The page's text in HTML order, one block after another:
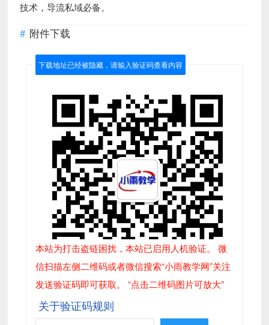
技术，导流私域必备。
附件下载
下载地址已经被隐藏，请输入验证码查看内容
本站为打击盗链困扰，本站已启用人机验证。 微
信扫描左侧二维码或者微信搜索“小雨教学网”关注
发送验证码即可获取。 “点击二维码图片可放大”
关于验证码规则